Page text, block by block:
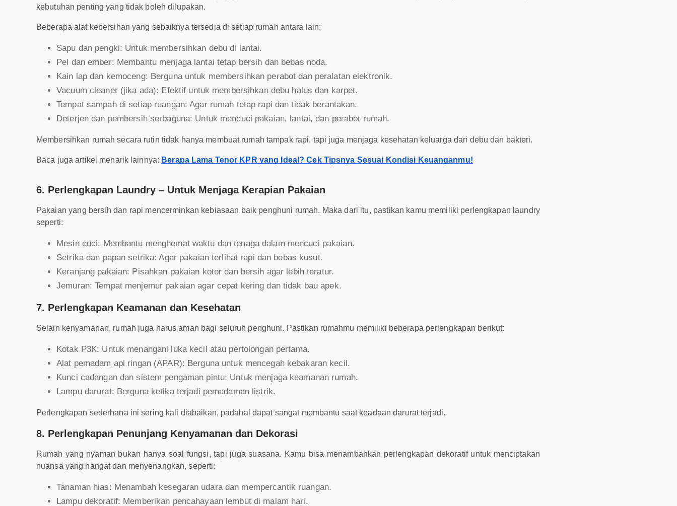
kebutuhan penting yang tidak boleh dilupakan.
Beberapa alat kebersihan yang sebaiknya tersedia di setiap rumah antara lain:
Sapu dan pengki: Untuk membersihkan debu di lantai.
Pel dan ember: Membantu menjaga lantai tetap bersih dan bebas noda.
Kain lap dan kemoceng: Berguna untuk membersihkan perabot dan peralatan elektronik.
Vacuum cleaner (jika ada): Efektif untuk membersihkan debu halus dan karpet.
Tempat sampah di setiap ruangan: Agar rumah tetap rapi dan tidak berantakan.
Deterjen dan pembersih serbaguna: Untuk mencuci pakaian, lantai, dan perabot rumah.
Membersihkan rumah secara rutin tidak hanya membuat rumah tampak rapi, tapi juga menjaga kesehatan keluarga dari debu dan bakteri.
Baca juga artikel menarik lainnya: Berapa Lama Tenor KPR yang Ideal? Cek Tipsnya Sesuai Kondisi Keuanganmu!
6. Perlengkapan Laundry – Untuk Menjaga Kerapian Pakaian
Pakaian yang bersih dan rapi mencerminkan kebiasaan baik penghuni rumah. Maka dari itu, pastikan kamu memiliki perlengkapan laundry
seperti:
Mesin cuci: Membantu menghemat waktu dan tenaga dalam mencuci pakaian.
Setrika dan papan setrika: Agar pakaian terlihat rapi dan bebas kusut.
Keranjang pakaian: Pisahkan pakaian kotor dan bersih agar lebih teratur.
Jemuran: Tempat menjemur pakaian agar cepat kering dan tidak bau apek.
7. Perlengkapan Keamanan dan Kesehatan
Selain kenyamanan, rumah juga harus aman bagi seluruh penghuni. Pastikan rumahmu memiliki beberapa perlengkapan berikut:
Kotak P3K: Untuk menangani luka kecil atau pertolongan pertama.
Alat pemadam api ringan (APAR): Berguna untuk mencegah kebakaran kecil.
Kunci cadangan dan sistem pengaman pintu: Untuk menjaga keamanan rumah.
Lampu darurat: Berguna ketika terjadi pemadaman listrik.
Perlengkapan sederhana ini sering kali diabaikan, padahal dapat sangat membantu saat keadaan darurat terjadi.
8. Perlengkapan Penunjang Kenyamanan dan Dekorasi
Rumah yang nyaman bukan hanya soal fungsi, tapi juga suasana. Kamu bisa menambahkan perlengkapan dekoratif untuk menciptakan
nuansa yang hangat dan menyenangkan, seperti:
Tanaman hias: Menambah kesegaran udara dan mempercantik ruangan.
Lampu dekoratif: Memberikan pencahayaan lembut di malam hari.